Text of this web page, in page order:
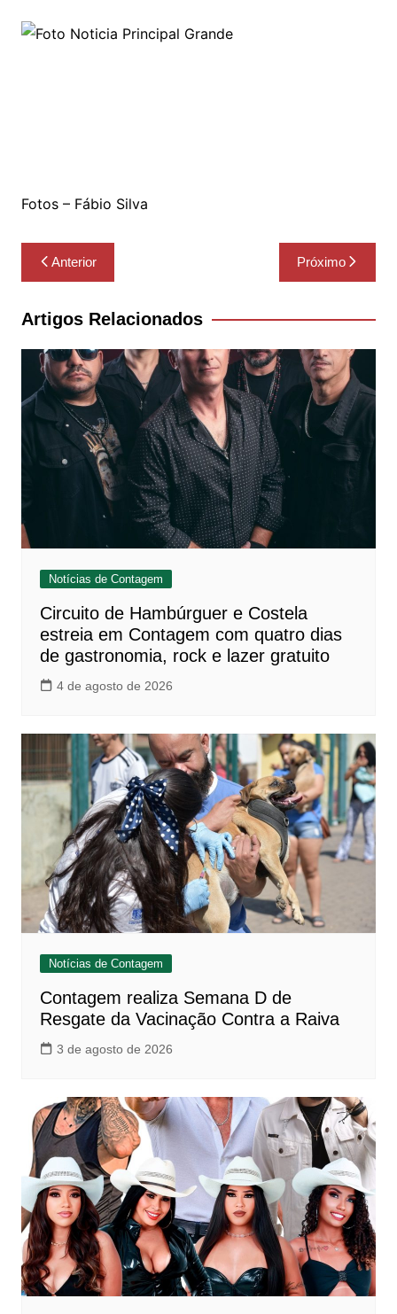
Fotos – Fábio Silva
Navegação
de
Post
Anterior Próximo
Artigos Relacionados
Notícias de Contagem
Circuito de Hambúrguer e Costela
estreia em Contagem com quatro dias
de gastronomia, rock e lazer gratuito
4 de agosto de 2026
Notícias de Contagem
Contagem realiza Semana D de
Resgate da Vacinação Contra a Raiva
3 de agosto de 2026